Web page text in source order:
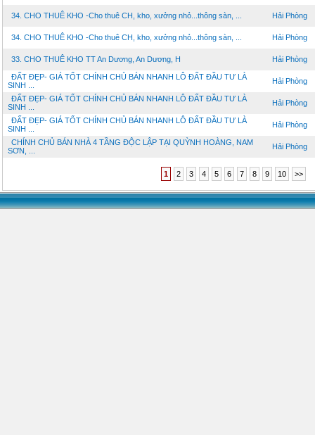
34. CHO THUÊ KHO -Cho thuê CH, kho, xưởng nhỏ...thông sàn, ... Hải Phòng
34. CHO THUÊ KHO -Cho thuê CH, kho, xưởng nhỏ...thông sàn, ... Hải Phòng
33. CHO THUÊ KHO TT An Dương, An Dương, H Hải Phòng
ĐẤT ĐẸP- GIÁ TỐT CHÍNH CHỦ BÁN NHANH LÔ ĐẤT ĐẦU TƯ LÀ
SINH ...
Hải Phòng
ĐẤT ĐẸP- GIÁ TỐT CHÍNH CHỦ BÁN NHANH LÔ ĐẤT ĐẦU TƯ LÀ
SINH ...
Hải Phòng
ĐẤT ĐẸP- GIÁ TỐT CHÍNH CHỦ BÁN NHANH LÔ ĐẤT ĐẦU TƯ LÀ
SINH ...
Hải Phòng
CHÍNH CHỦ BÁN NHÀ 4 TẦNG ĐỘC LẬP TẠI QUỲNH HOÀNG, NAM
SƠN, ...
Hải Phòng
1 2 3 4 5 6 7 8 9 10 >>